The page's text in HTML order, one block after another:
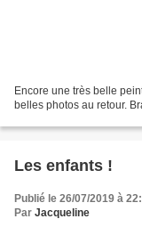
Encore une très belle
belles photos au retour.
Les enfants !
Publié le 26/07/2019 à
Par Jacqueline